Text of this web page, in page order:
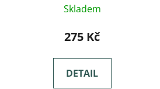
Skladem
275 Kč
DETAIL